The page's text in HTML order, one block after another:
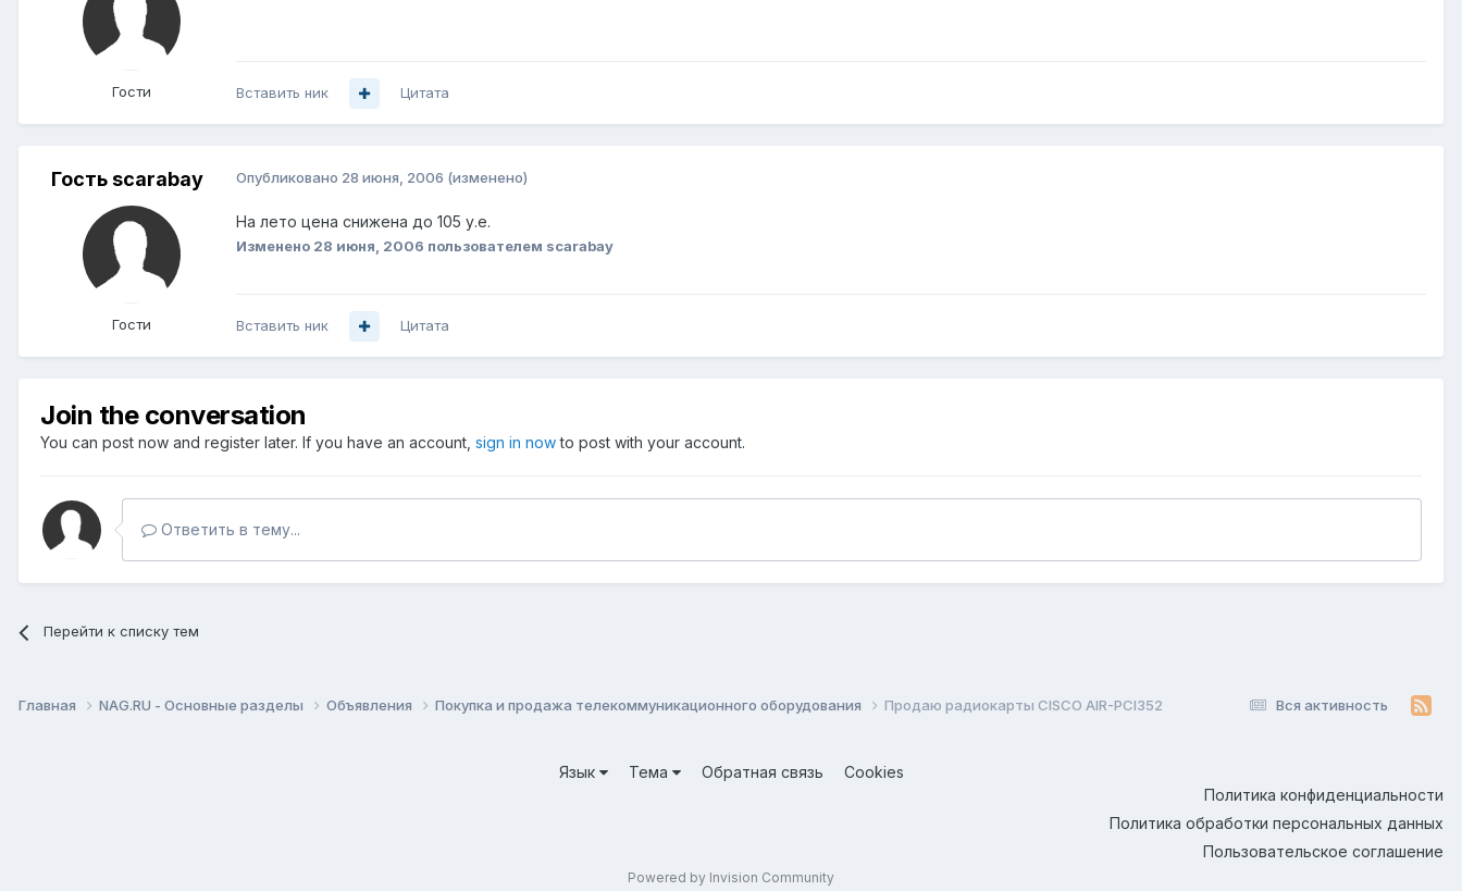
Гости Вставить ник Цитата
Гость scarabay
Гости
Опубликовано 28 июня, 2006 (изменено)
На лето цена снижена до 105 у.е.
Изменено 28 июня, 2006 пользователем scarabay
Вставить ник Цитата
Join the conversation
You can post now and register later. If you have an account, sign in nowto post with your account.
Ответить в тему...
Перейти к списку тем
Вся активность
Главная NAG.RU - Основные разделы Объявления Покупка и продажа телекоммуникационного оборудования Продаю радиокарты CISCO AIR-PCI352
Язык Тема Обратная связь
Cookies
Политика конфиденциальности
Политика обработки персональных данных
Пользовательское соглашение
Powered by Invision Community